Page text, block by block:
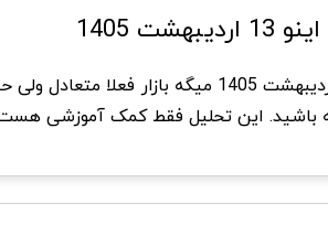
1405
در نهایت تحلیل شیبا اینو 13
این تحلیل فقط کمک آموزشی هست و